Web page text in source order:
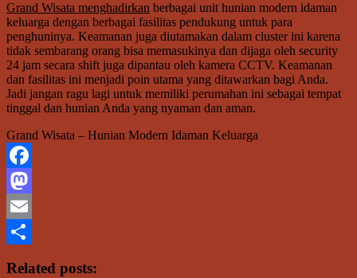
Grand Wisata menghadirkan berbagai unit hunian modern idaman
keluarga dengan berbagai fasilitas pendukung untuk para
penghuninya. Keamanan juga diutamakan dalam cluster ini karena
tidak sembarang orang bisa memasukinya dan dijaga oleh security
24 jam secara shift juga dipantau oleh kamera CCTV. Keamanan
dan fasilitas ini menjadi poin utama yang ditawarkan bagi Anda.
Jadi jangan ragu lagi untuk memiliki perumahan ini sebagai tempat
tinggal dan hunian Anda yang nyaman dan aman.
Grand Wisata – Hunian Modern Idaman Keluarga
Facebook
Mastodon
Email
Related posts: